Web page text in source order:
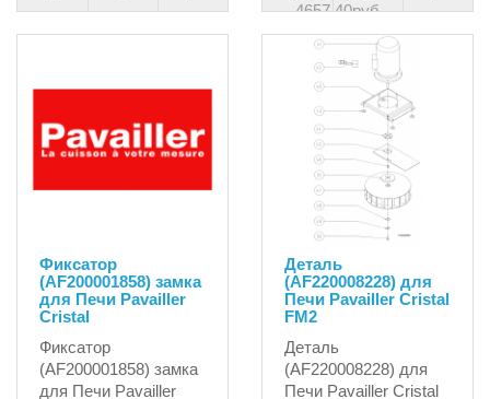
4657.40руб.
Фиксатор
(AF200001858) замка
для Печи Pavailler
Cristal
Фиксатор
(AF200001858) замка
для Печи Pavailler
Деталь
(AF220008228) для
Печи Pavailler Cristal
FM2
Деталь
(AF220008228) для
Печи Pavailler Cristal